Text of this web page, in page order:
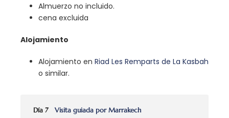
Almuerzo no incluido.
cena excluida
Alojamiento
Alojamiento en Riad Les Remparts de La Kasbah
o similar.
Día 7 Visita guiada por Marrakech